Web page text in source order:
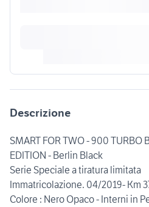
Descrizione
SMART FOR TWO - 900 TURBO
EDITION - Berlin Black
Serie Speciale a tiratura limitata
Immatricolazione. 04/2019- Km
Colore : Nero Opaco - Interni in